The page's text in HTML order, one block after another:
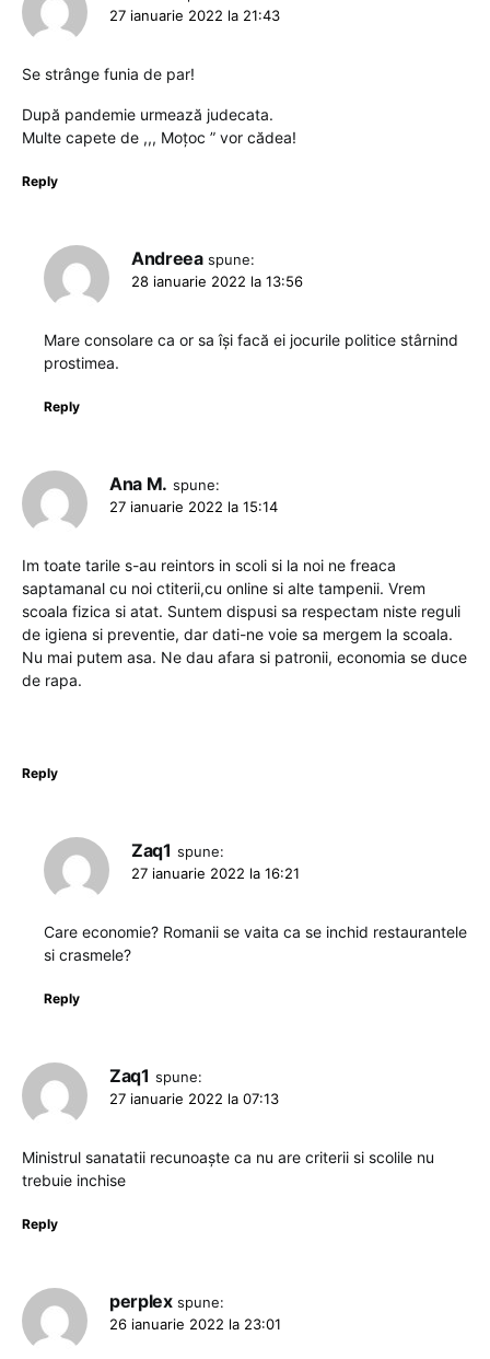
27 ianuarie 2022 la 21:43
Se strânge funia de par!
După pandemie urmează judecata.
Multe capete de ,,, Moțoc ” vor cădea!
Reply
Andreea spune:
28 ianuarie 2022 la 13:56
Mare consolare ca or sa își facă ei jocurile politice stârnind
prostimea.
Reply
Ana M. spune:
27 ianuarie 2022 la 15:14
Im toate tarile s-au reintors in scoli si la noi ne freaca
saptamanal cu noi ctiterii,cu online si alte tampenii. Vrem
scoala fizica si atat. Suntem dispusi sa respectam niste reguli
de igiena si preventie, dar dati-ne voie sa mergem la scoala.
Nu mai putem asa. Ne dau afara si patronii, economia se duce
de rapa.
Reply
Zaq1 spune:
27 ianuarie 2022 la 16:21
Care economie? Romanii se vaita ca se inchid restaurantele
si crasmele?
Reply
Zaq1 spune:
27 ianuarie 2022 la 07:13
Ministrul sanatatii recunoaște ca nu are criterii si scolile nu
trebuie inchise
Reply
perplex spune:
26 ianuarie 2022 la 23:01